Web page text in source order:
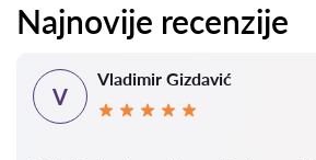
Najnovije recenzije
V
Vladimir Gizdavić